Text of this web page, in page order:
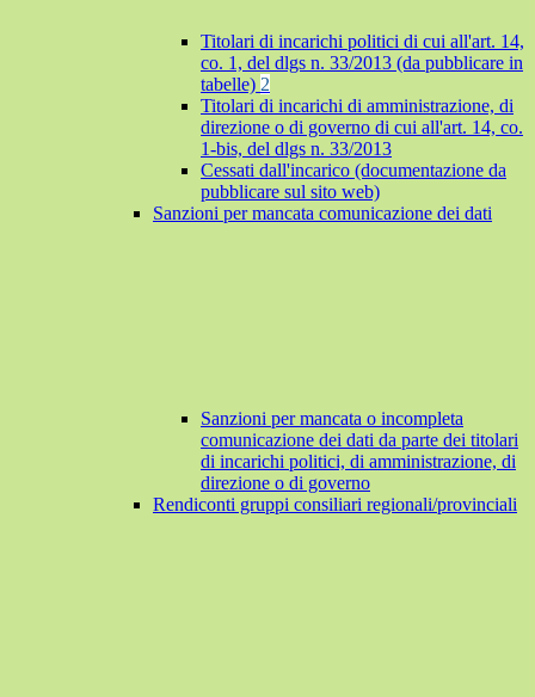
Titolari di incarichi politici di cui all'art. 14,
co. 1, del dlgs n. 33/2013 (da pubblicare in
tabelle) 2
Titolari di incarichi di amministrazione, di
direzione o di governo di cui all'art. 14, co.
1-bis, del dlgs n. 33/2013
Cessati dall'incarico (documentazione da
pubblicare sul sito web)
Sanzioni per mancata comunicazione dei dati
Sanzioni per mancata o incompleta
comunicazione dei dati da parte dei titolari
di incarichi politici, di amministrazione, di
direzione o di governo
Rendiconti gruppi consiliari regionali/provinciali